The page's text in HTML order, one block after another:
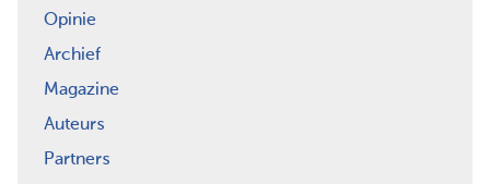
Opinie
Archief
Magazine
Auteurs
Partners